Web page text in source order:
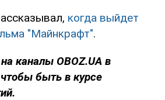
когда выйдет
"Майнкрафт".
каналы OBOZ.UA в
быть в курсе